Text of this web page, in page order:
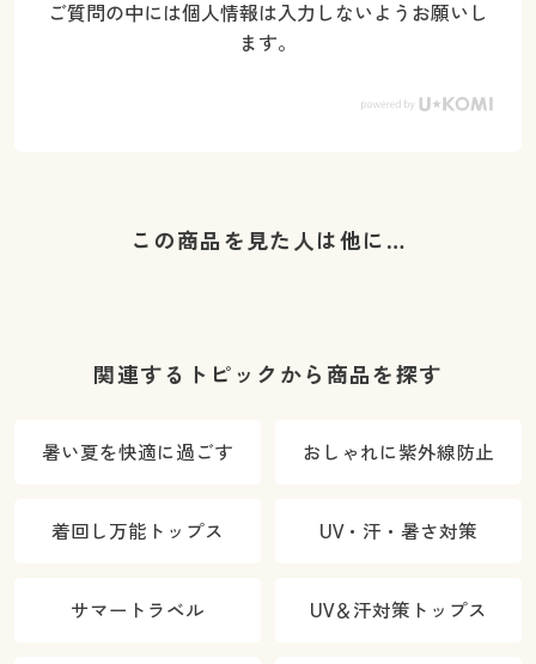
ご質問の中には個人情報は入力しないようお願いし
ます。
この商品を見た人は他に…
関連するトピックから商品を探す
暑い夏を快適に過ごす おしゃれに紫外線防止
着回し万能トップス UV・汗・暑さ対策
サマートラベル UV＆汗対策トップス